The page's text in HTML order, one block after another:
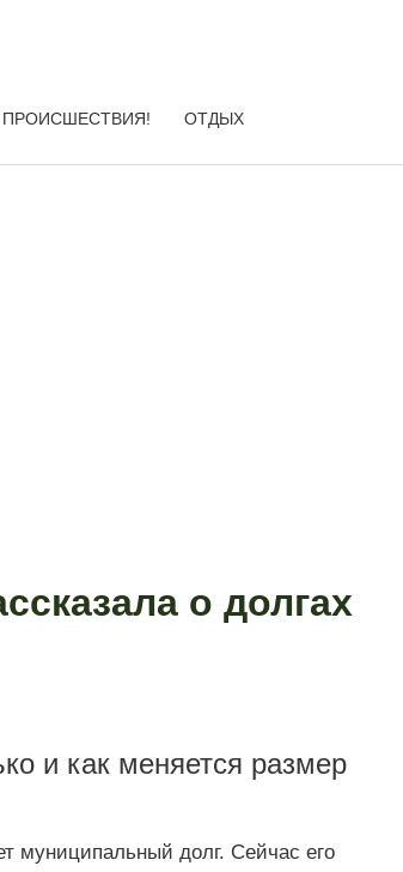
ПРОИСШЕСТВИЯ! ОТДЫХ
о долгах
и как меняется размер
муниципальный долг. Сейчас его